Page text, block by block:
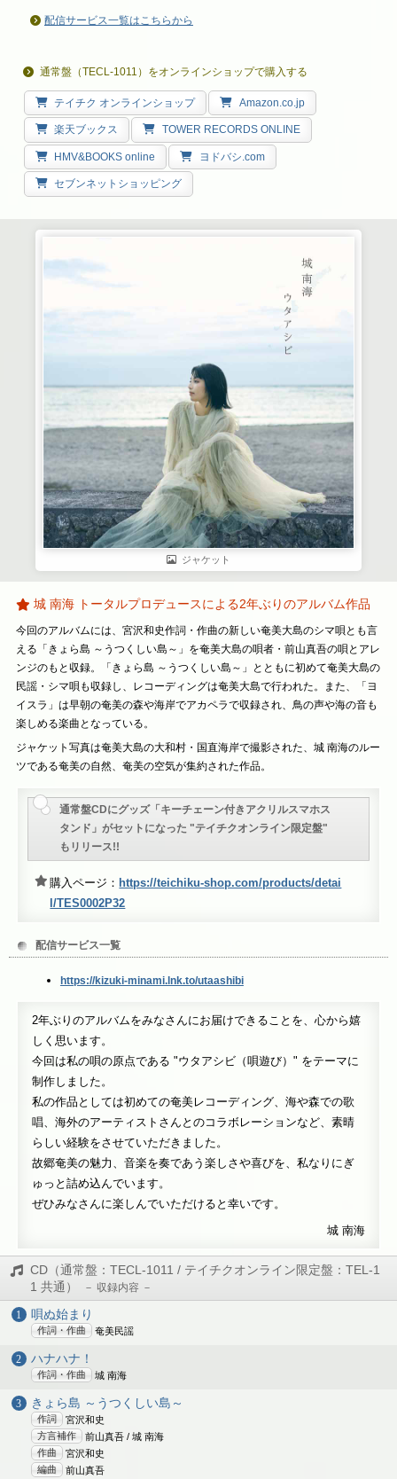
配信サービス一覧はこちらから
通常盤（TECL-1011）をオンラインショップで購入する
テイチク オンラインショップ Amazon.co.jp
楽天ブックス TOWER RECORDS ONLINE
HMV&BOOKS online ヨドバシ.com
セブンネットショッピング
ジャケット
城 南海 トータルプロデュースによる2年ぶりのアルバム作品
今回のアルバムには、宮沢和史作詞・作曲の新しい奄美大島のシマ唄とも言
える「きょら島 ～うつくしい島～」を奄美大島の唄者・前山真吾の唄とアレ
ンジのもと収録。「きょら島 ～うつくしい島～」とともに初めて奄美大島の
民謡・シマ唄も収録し、レコーディングは奄美大島で行われた。また、「ヨ
イスラ」は早朝の奄美の森や海岸でアカペラで収録され、鳥の声や海の音も
楽しめる楽曲となっている。
ジャケット写真は奄美大島の大和村・国直海岸で撮影された、城 南海のルー
ツである奄美の自然、奄美の空気が集約された作品。
通常盤CDにグッズ「キーチェーン付きアクリルスマホス
タンド」がセットになった "テイチクオンライン限定盤"
もリリース!!
購入ページ： https://teichiku-shop.com/products/detai
l/TES0002P32
配信サービス一覧
https://kizuki-minami.lnk.to/utaashibi
2年ぶりのアルバムをみなさんにお届けできることを、心から嬉
しく思います。
今回は私の唄の原点である "ウタアシビ（唄遊び）" をテーマに
制作しました。
私の作品としては初めての奄美レコーディング、海や森での歌
唱、海外のアーティストさんとのコラボレーションなど、素晴
らしい経験をさせていただきました。
故郷奄美の魅力、音楽を奏であう楽しさや喜びを、私なりにぎ
ゅっと詰め込んでいます。
ぜひみなさんに楽しんでいただけると幸いです。
城 南海
CD（通常盤：TECL-1011 / テイチクオンライン限定盤：TEL-1
1 共通）
唄ぬ始まり
作詞・作曲 奄美民謡
ハナハナ！
作詞・作曲 城 南海
きょら島 ～うつくしい島～
作詞
宮沢和史
方言補作
前山真吾 / 城 南海
作曲
宮沢和史
編曲
前山真吾